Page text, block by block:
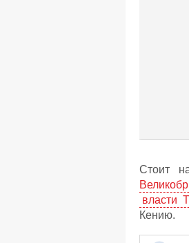
Стоит
власти
Кению.